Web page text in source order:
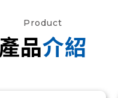
Product
產品介紹